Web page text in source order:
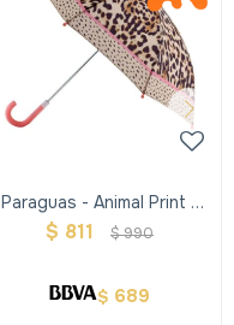
Paraguas - Animal Print -
Stephen Joseph
$ 811 $990
$ 689